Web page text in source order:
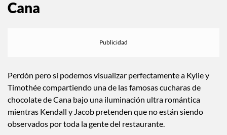
Cana
Perdón pero sí podemos visualizar perfectamente a Kylie y
Timothée compartiendo una de las famosas cucharas de
chocolate de Cana bajo una iluminación ultra romántica
mientras Kendall y Jacob pretenden que no están siendo
observados por toda la gente del restaurante.